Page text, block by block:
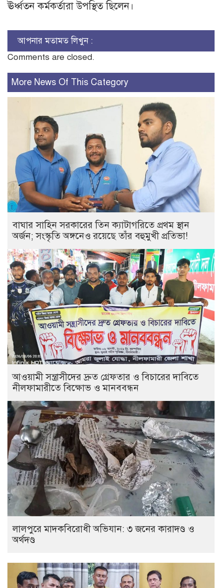
ঊর্ধ্বতন কর্মকর্তারা উপস্থিত ছিলেন।
আপনার মতামত লিখুন :
Comments are closed.
More News Of This Category
বাঘার সাহিন সরকারের তিন ক্যাটাগরিতে প্রথম স্থান
অর্জন; সংস্কৃতি অঙ্গনেও রয়েছে তাঁর বহুমুখী প্রতিভা!
আওয়ামী সন্ত্রাসীদের দ্রুত গ্রেফতার ও বিচারের দাবিতে
নীলফামারীতে বিক্ষোভ ও মানববন্ধন
লালপুরে মাদকবিরোধী অভিযান: ৩ জনের কারাদণ্ড ও
অর্থদণ্ড